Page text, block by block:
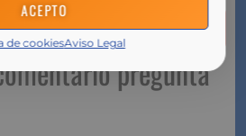
ACEPTO
de cookiesAviso Legal
pregunta